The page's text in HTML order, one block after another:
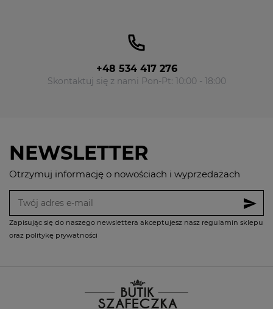
+48 534 417 276
Skontaktuj się z nami Pon-Pt: 10:00 - 18:00
NEWSLETTER
Otrzymuj informację o nowościach i wyprzedażach
send
Zapisując się do naszego newslettera akceptujesz nasz regulamin sklepu
oraz politykę prywatności